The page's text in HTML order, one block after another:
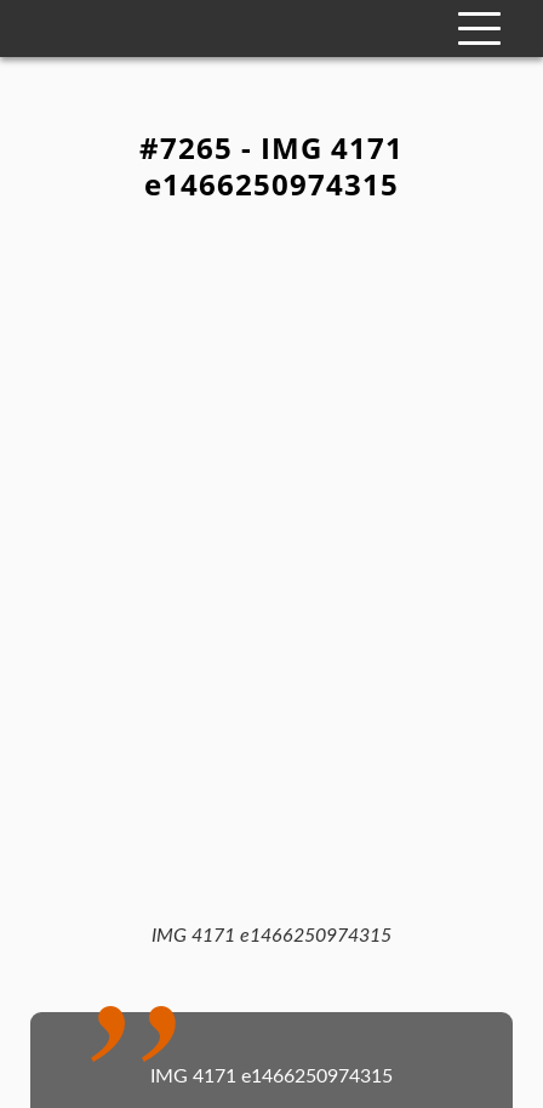
#7265 - IMG 4171
e1466250974315
IMG 4171 e1466250974315
IMG 4171 e1466250974315